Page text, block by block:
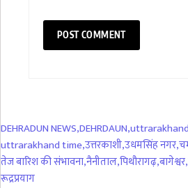
DEHRADUN NEWS,DEHRDAUN,uttrarakhand
uttrarakhand time,उत्तरकाशी,उधमसिंह नगर,
तेज बारिश की संभावना,नैनीताल,पिथौरागढ़,बागेश्वर,
रूद्रप्रयाग